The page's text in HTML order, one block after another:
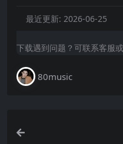
最近更新: 2026-06-25
下载遇到问题？可联系客服
80music